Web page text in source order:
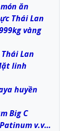
ăn
Thái Lan
vàng
Lan
linh
huyền
Big C
v.v…